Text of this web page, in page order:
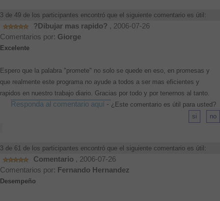
3 de 49 de los participantes encontró que el siguiente comentario es útil:
?Dibujar mas rapido? , 2006-07-26
Comentarios por: Giorge
Excelente
Espero que la palabra "promete" no solo se quede en eso, en promesas y
que realmente este programa no ayude a todos a ser mas eficientes y
rapidos en nuestro trabajo diario. Gracias por todo y por tenernos al tanto.
Responda al comentario aquí - ¿Este comentario es útil para usted?
3 de 61 de los participantes encontró que el siguiente comentario es útil:
Comentario , 2006-07-26
Comentarios por: Fernando Hernandez
Desempeño